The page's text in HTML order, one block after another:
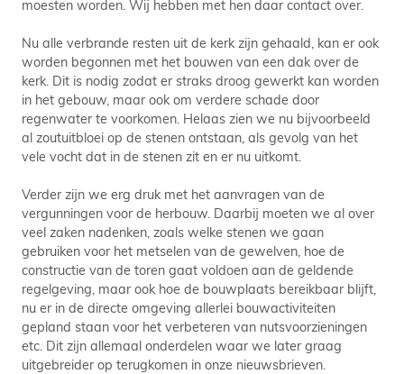
moesten worden. Wij hebben met hen daar contact over.
Nu alle verbrande resten uit de kerk zijn gehaald, kan er ook
worden begonnen met het bouwen van een dak over de
kerk. Dit is nodig zodat er straks droog gewerkt kan worden
in het gebouw, maar ook om verdere schade door
regenwater te voorkomen. Helaas zien we nu bijvoorbeeld
al zoutuitbloei op de stenen ontstaan, als gevolg van het
vele vocht dat in de stenen zit en er nu uitkomt.
Verder zijn we erg druk met het aanvragen van de
vergunningen voor de herbouw. Daarbij moeten we al over
veel zaken nadenken, zoals welke stenen we gaan
gebruiken voor het metselen van de gewelven, hoe de
constructie van de toren gaat voldoen aan de geldende
regelgeving, maar ook hoe de bouwplaats bereikbaar blijft,
nu er in de directe omgeving allerlei bouwactiviteiten
gepland staan voor het verbeteren van nutsvoorzieningen
etc. Dit zijn allemaal onderdelen waar we later graag
uitgebreider op terugkomen in onze nieuwsbrieven.